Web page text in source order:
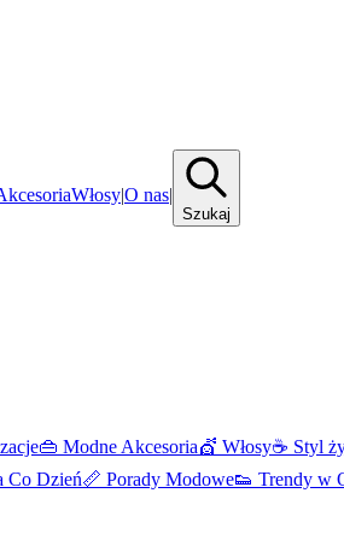
Włosy|O nas|
Szukaj
👜 Modne Akcesoria💇 Włosy☕ Styl
Co Dzień📏 Porady Modowe👟 Trendy w